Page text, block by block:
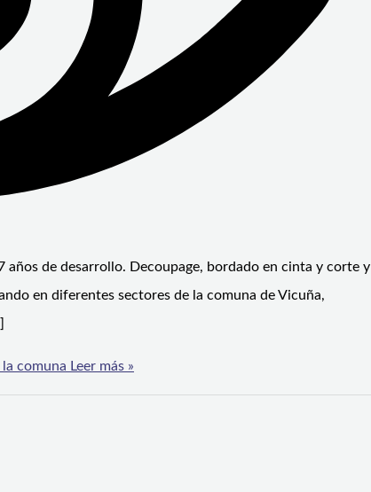
años de desarrollo. Decoupage, bordado en cinta y corte y
en diferentes sectores de la comuna de Vicuña,
comuna Leer más »